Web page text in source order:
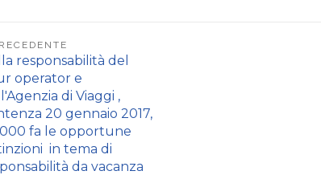
responsabilità del
operator e
di Viaggi ,
20 gennaio 2017,
fa le opportune
in tema di
da vacanza